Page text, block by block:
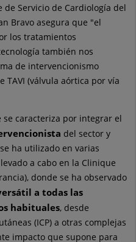
de Servicio de Cardiología del
Bravo asegura que "el
los tratamientos
también nos
de intervencionismo
TAVI (válvula aórtica por vía
se caracteriza por integrar el
del sector y
ha utilizado en varias
a cabo en la Clinique
donde se ha observado
a todas las
habituales, desde
(ICP) a otras complejas
impacto que supone para